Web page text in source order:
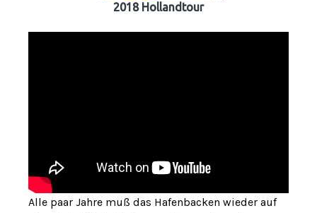
2018 Hollandtour
Alle paar Jahre muß das Hafenbacken wieder auf